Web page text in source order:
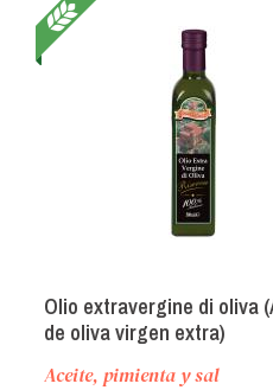
Olio extravergine di oliva
de oliva virgen extra)
Aceite, pimienta y sal